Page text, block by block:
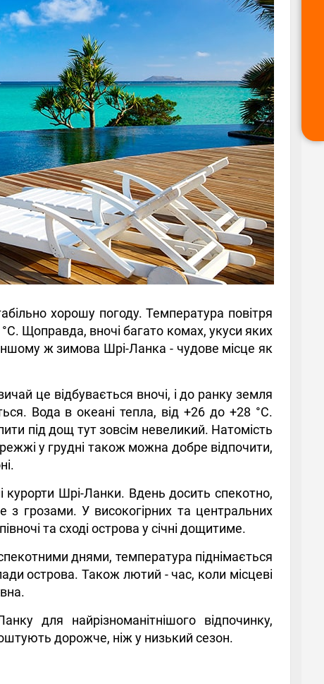
хорошу погоду. Температура повітря
Щоправда, вночі багато комах, укуси яких
ж зимова Шрі-Ланка - чудове місце як
це відбувається вночі, і до ранку земля
Вода в океані тепла, від +26 до +28 °C.
під дощ тут зовсім невеликий. Натомість
у грудні також можна добре відпочити,
курорти Шрі-Ланки. Вдень досить спекотно,
з грозами. У високогірних та центральних
та сході острова у січні дощитиме.
днями, температура піднімається
острова. Також лютий - час, коли місцеві
для найрізноманітнішого відпочинку,
дорожче, ніж у низький сезон.